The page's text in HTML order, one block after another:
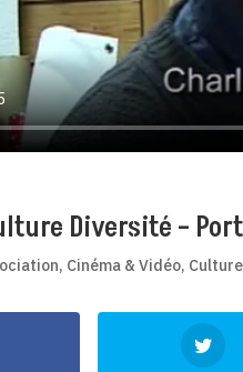
Diversité –
, Cinéma & Vidéo,